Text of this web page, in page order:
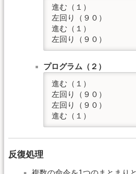
進む（１）
左回り（９０）
進む（１）
左回り（９０）
プログラム（２）
進む（１）
左回り（９０）
左回り（９０）
進む（１）
反復処理